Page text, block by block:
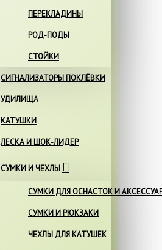
ПЕРЕКЛАДИНЫ
РОД-ПОДЫ
СТОЙКИ
СИГНАЛИЗАТОРЫ ПОКЛЁВКИ
УДИЛИЩА
КАТУШКИ
ЛЕСКА И ШОК-ЛИДЕР
СУМКИ И ЧЕХЛЫ
СУМКИ ДЛЯ ОСНАСТОК И
СУМКИ И РЮКЗАКИ
ЧЕХЛЫ ДЛЯ КАТУШЕК